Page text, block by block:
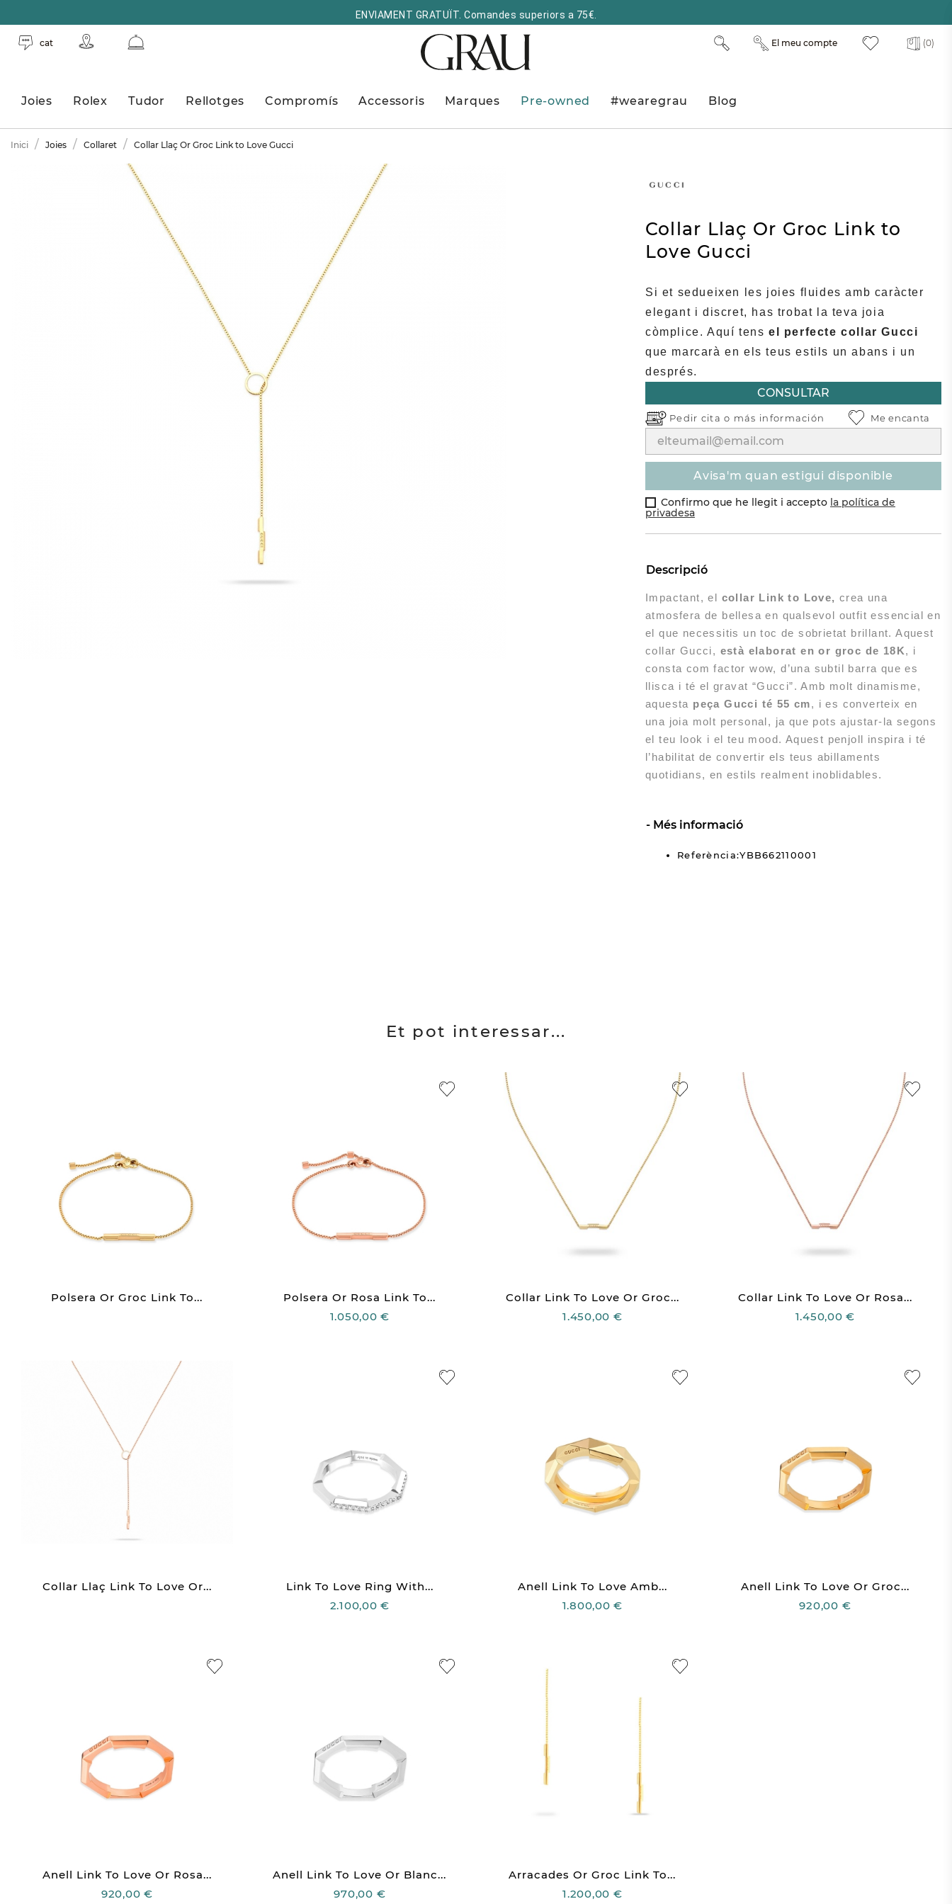
ENVIAMENT GRATUÏT. Comandes superiors a 75€.
cat (0)
El meu compte
Joies Rolex Tudor Rellotges Compromís Accessoris Marques Pre-owned #wearegrau Blog
Inici Joies Collaret Collar Llaç Or Groc Link to Love Gucci
Collar Llaç Or Groc Link to
Love Gucci
Si et sedueixen les joies fluides amb caràcter
elegant i discret, has trobat la teva joia
còmplice. Aquí tens el perfecte collar Gucci
que marcarà en els teus estils un abans i un
després.
CONSULTAR
Pedir cita o más información
avisa'm quan estigui disponible
Confirmo que he llegit i accepto la política de
privadesa
Me encanta
Descripció
Impactant, el collar Link to Love, crea una
atmosfera de bellesa en qualsevol outfit essencial en
el que necessitis un toc de sobrietat brillant. Aquest
collar Gucci, està elaborat en or groc de 18K, i
consta com factor wow, d’una subtil barra que es
llisca i té el gravat “Gucci”. Amb molt dinamisme,
aquesta peça Gucci té 55 cm, i es converteix en
una joia molt personal, ja que pots ajustar-la segons
el teu look i el teu mood. Aquest penjoll inspira i té
l’habilitat de convertir els teus abillaments
quotidians, en estils realment inoblidables.
Més informació
Referència:YBB662110001
Et pot interessar...
Polsera Or Groc Link To...
Polsera Or Rosa Link To...
1.050,00 €
Collar Link To Love Or Groc...
1.450,00 €
Collar Link To Love Or Rosa...
1.450,00 €
Collar Llaç Link To Love Or...
Link To Love Ring With...
2.100,00 €
Anell Link To Love Amb...
1.800,00 €
Anell Link To Love Or Groc...
920,00 €
Anell Link To Love Or Rosa...
920,00 €
Anell Link To Love Or Blanc...
970,00 €
Arracades Or Groc Link To...
1.200,00 €